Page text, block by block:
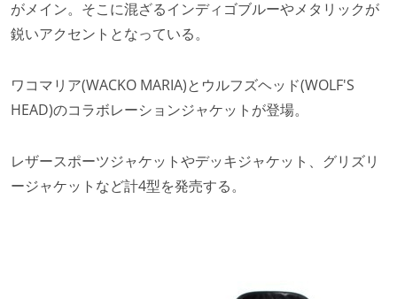
がメイン。そこに混ざるインディゴブルーやメタリックが
鋭いアクセントとなっている。
ワコマリア(WACKO MARIA)とウルフズヘッド(WOLF'S
HEAD)のコラボレーションジャケットが登場。
レザースポーツジャケットやデッキジャケット、グリズリ
ージャケットなど計4型を発売する。